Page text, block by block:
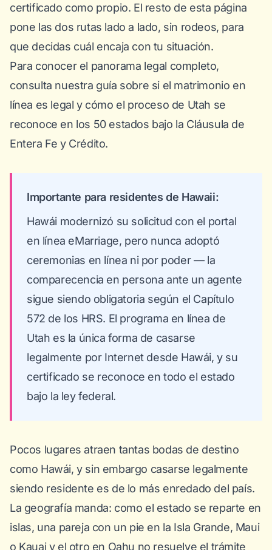
certificado como propio. El resto de esta página
pone las dos rutas lado a lado, sin rodeos, para
que decidas cuál encaja con tu situación.
Para conocer el panorama legal completo,
consulta nuestra guía sobre si el matrimonio en
línea es legal y cómo el proceso de Utah se
reconoce en los 50 estados bajo la Cláusula de
Entera Fe y Crédito.
Importante para residentes de Hawaii:
Hawái modernizó su solicitud con el portal
en línea eMarriage, pero nunca adoptó
ceremonias en línea ni por poder — la
comparecencia en persona ante un agente
sigue siendo obligatoria según el Capítulo
572 de los HRS. El programa en línea de
Utah es la única forma de casarse
legalmente por Internet desde Hawái, y su
certificado se reconoce en todo el estado
bajo la ley federal.
Pocos lugares atraen tantas bodas de destino
como Hawái, y sin embargo casarse legalmente
siendo residente es de lo más enredado del país.
La geografía manda: como el estado se reparte en
islas, una pareja con un pie en la Isla Grande, Maui
o Kauai y el otro en Oahu no resuelve el trámite